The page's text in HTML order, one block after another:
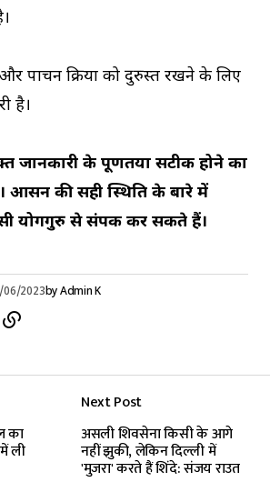
पाचन क्रिया को दुरुस्त रखने के लिए
है।
जानकारी के पूर्णतया सटीक होने का
आसन की सही स्थिति के बारे में
योगगुरु से संपर्क कर सकते हैं।
06/2023byAdmin K
का
ली
Next Post
असली शिवसेना किसी के आगे
नहीं झुकी, लेकिन दिल्ली में
'मुजरा' करते हैं शिंदे: संजय राउत